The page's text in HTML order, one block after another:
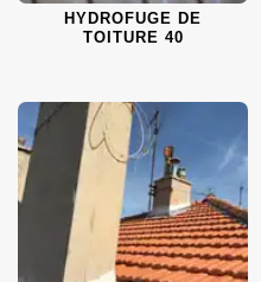
HYDROFUGE DE
TOITURE 40